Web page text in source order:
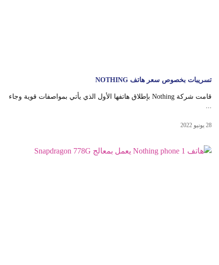
تسريبات بخصوص سعر هاتف NOTHING
قامت شركة Nothing بإطلاق هاتفها الأول الذي يأتي بمواصفات قوية وجاء
28 يونيو 2022